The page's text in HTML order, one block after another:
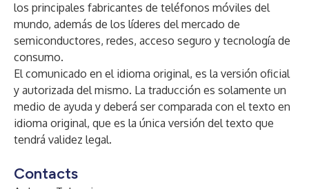
los principales fabricantes de teléfonos móviles del
mundo, además de los líderes del mercado de
semiconductores, redes, acceso seguro y tecnología de
consumo.
El comunicado en el idioma original, es la versión oficial
y autorizada del mismo. La traducción es solamente un
medio de ayuda y deberá ser comparada con el texto en
idioma original, que es la única versión del texto que
tendrá validez legal.
Contacts